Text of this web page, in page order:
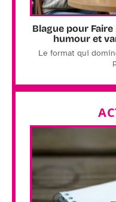
Blague pour
humour et
Le format qui